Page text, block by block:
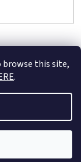
browse this site,
.
(az üzleti